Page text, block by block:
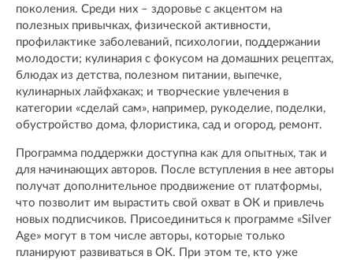
поколения. Среди них – здоровье с акцентом на
полезных привычках, физической активности,
профилактике заболеваний, психологии, поддержании
молодости; кулинария с фокусом на домашних рецептах,
блюдах из детства, полезном питании, выпечке,
кулинарных лайфхаках; и творческие увлечения в
категории «сделай сам», например, рукоделие, поделки,
обустройство дома, флористика, сад и огород, ремонт.
Программа поддержки доступна как для опытных, так и
для начинающих авторов. После вступления в нее авторы
получат дополнительное продвижение от платформы,
что позволит им вырастить свой охват в ОК и привлечь
новых подписчиков. Присоединиться к программе «Silver
Age» могут в том числе авторы, которые только
планируют развиваться в ОК. При этом те, кто уже